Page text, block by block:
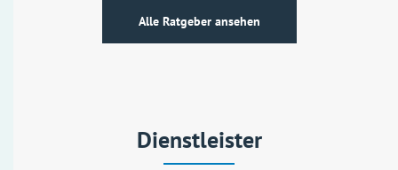
Alle Ratgeber ansehen
Dienstleister